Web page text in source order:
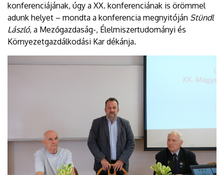
konferenciájának, úgy a XX. konferenciának is örömmel
adunk helyet – mondta a konferencia megnyitóján Stündl
László, a Mezőgazdaság-, Élelmiszertudományi és
Környezetgazdálkodási Kar dékánja.